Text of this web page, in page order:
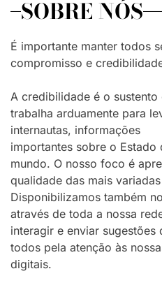
SOBRE NÓS
É importante manter todos
compromisso e
A credibilidade é o
trabalha arduamente para
internautas, informações
importantes sobre o Estado
mundo. O nosso foco é
qualidade das mais
Disponibilizamos também
através de toda a nossa
interagir e enviar sugestões
todos pela atenção às
digitais.